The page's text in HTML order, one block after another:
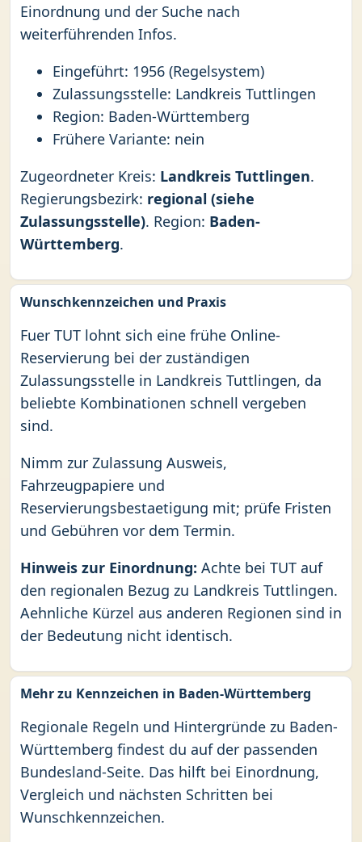
Einordnung und der Suche nach
weiterführenden Infos.
Eingeführt: 1956 (Regelsystem)
Zulassungsstelle: Landkreis Tuttlingen
Region: Baden-Württemberg
Frühere Variante: nein
Zugeordneter Kreis: Landkreis Tuttlingen.
Regierungsbezirk: regional (siehe
Zulassungsstelle). Region: Baden-
Württemberg.
Wunschkennzeichen und Praxis
Fuer TUT lohnt sich eine frühe Online-
Reservierung bei der zuständigen
Zulassungsstelle in Landkreis Tuttlingen, da
beliebte Kombinationen schnell vergeben
sind.
Nimm zur Zulassung Ausweis,
Fahrzeugpapiere und
Reservierungsbestaetigung mit; prüfe Fristen
und Gebühren vor dem Termin.
Hinweis zur Einordnung: Achte bei TUT auf
den regionalen Bezug zu Landkreis Tuttlingen.
Aehnliche Kürzel aus anderen Regionen sind in
der Bedeutung nicht identisch.
Mehr zu Kennzeichen in Baden-Württemberg
Regionale Regeln und Hintergründe zu Baden-
Württemberg findest du auf der passenden
Bundesland-Seite. Das hilft bei Einordnung,
Vergleich und nächsten Schritten bei
Wunschkennzeichen.